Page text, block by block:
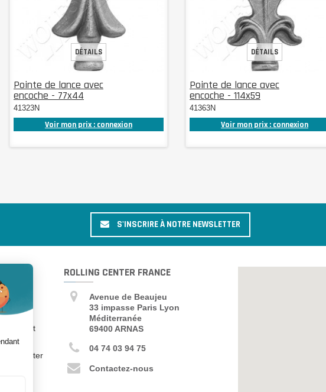
Pointe de lance avec
encoche - 77x44
41323N
Voir mon prix : connexion
DÉTAILS
Pointe de lance avec
encoche - 114x59
41363N
Voir mon prix : connexion
DÉTAILS
S'INSCRIRE À NOTRE NEWSLETTER
et
Center
ROLLING CENTER FRANCE
Avenue de Beaujeu
33 impasse Paris Lyon
Méditerranée
69400 ARNAS
04 74 03 94 75
Contactez-nous